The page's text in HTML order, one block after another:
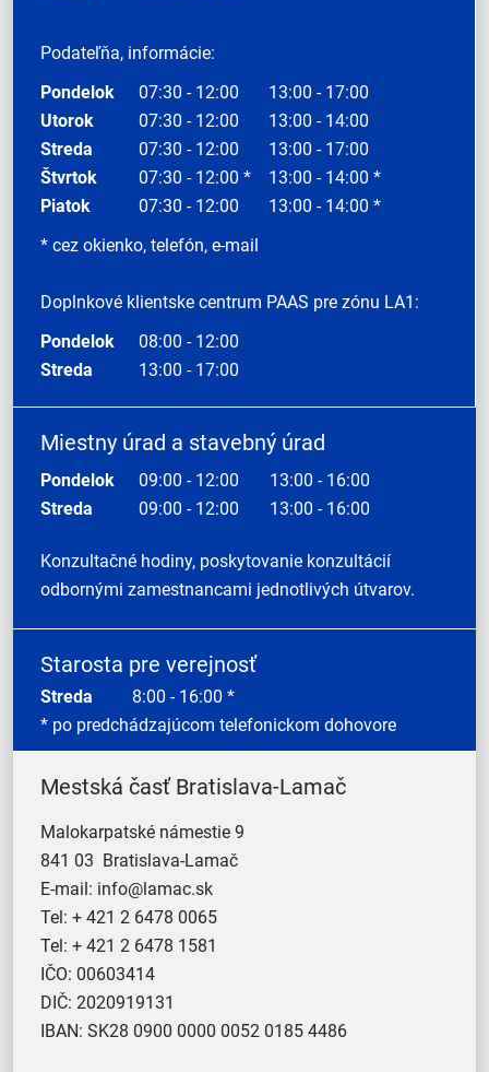
Podateľňa, informácie:
Pondelok
07:30 - 12:00
13:00 - 17:00
Utorok
07:30 - 12:00
13:00 - 14:00
Streda
07:30 - 12:00
13:00 - 17:00
Štvrtok
07:30 - 12:00 *
13:00 - 14:00 *
Piatok
07:30 - 12:00
13:00 - 14:00 *
* cez okienko, telefón, e-mail
Doplnkové klientske centrum PAAS pre zónu LA1:
Pondelok
08:00 - 12:00
Streda
13:00 - 17:00
Miestny úrad a stavebný úrad
Pondelok 09:00 - 12:00
13:00 - 16:00
Streda
09:00 - 12:00 13:00 - 16:00
Konzultačné hodiny, poskytovanie konzultácií
odbornými zamestnancami jednotlivých útvarov.
Starosta pre verejnosť
Streda 8:00 - 16:00 *
* po predchádzajúcom telefonickom dohovore
Mestská časť Bratislava-Lamač
Malokarpatské námestie 9
841 03 Bratislava-Lamač
E-mail: info@lamac.sk
Tel: + 421 2 6478 0065
Tel: + 421 2 6478 1581
IČO: 00603414
DIČ: 2020919131
IBAN: SK28 0900 0000 0052 0185 4486